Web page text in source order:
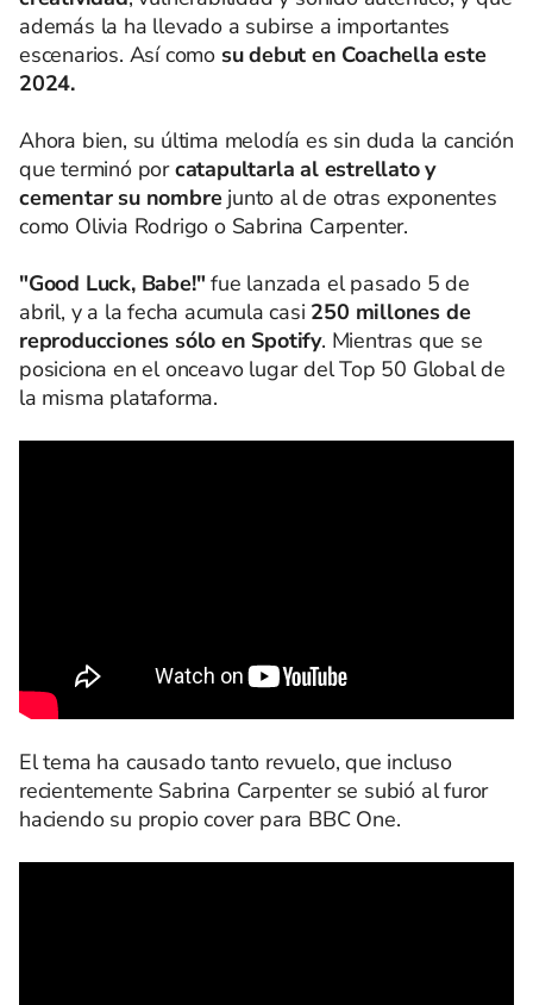
además la ha llevado a subirse a importantes
escenarios. Así como su debut en Coachella este
2024.
Ahora bien, su última melodía es sin duda la canción
que terminó porcatapultarla al estrellato y
cementar su nombrejunto al de otras exponentes
como Olivia Rodrigo o Sabrina Carpenter.
"Good Luck, Babe!" fue lanzada el pasado 5 de
abril, y a la fecha acumula casi 250 millones de
reproducciones sólo en Spotify. Mientras que se
posiciona en el onceavo lugar del Top 50 Global de
la misma plataforma.
El tema ha causado tanto revuelo, que incluso
recientemente Sabrina Carpenter se subió al furor
haciendo su propio cover para BBC One.